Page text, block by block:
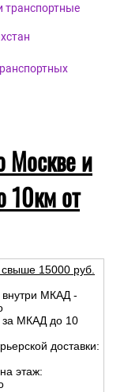
транспортные
Москве и
10км от
15000 руб.
внутри МКАД -
за МКАД до 10
доставки:
этаж: